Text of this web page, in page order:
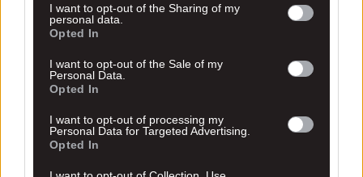
I want to opt-out of the Sharing of my
personal data.
Opted In
I want to opt-out of the Sale of my
Personal Data.
Opted In
I want to opt-out of processing my
Personal Data for Targeted Advertising.
Opted In